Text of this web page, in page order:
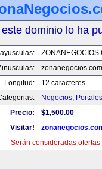
dominio lo ha
zonanegocios.com
Longitud:
12 caracteres
Negocios, Portales
Precio:
$1,500.00
Visitar!
Serán consideradas ofertas